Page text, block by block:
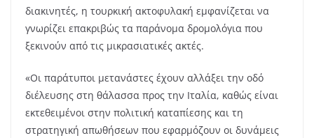
διακινητές, η τουρκική ακτοφυλακή εμφανίζεται να
γνωρίζει επακριβώς τα παράνομα δρομολόγια που
ξεκινούν από τις μικρασιατικές ακτές.
«Οι παράτυποι μετανάστες έχουν αλλάξει την οδό
διέλευσης στη θάλασσα προς την Ιταλία, καθώς είναι
εκτεθειμένοι στην πολιτική καταπίεσης και τη
στρατηγική απωθήσεων που εφαρμόζουν οι δυνάμεις